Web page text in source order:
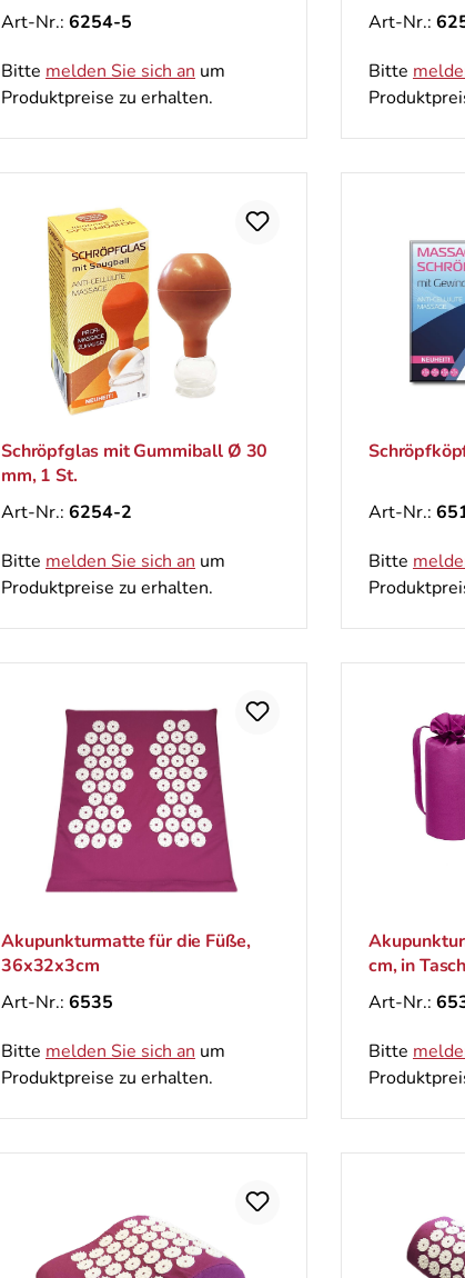
Art-Nr.: 6254-5
Bitte melden Sie sich an um
Produktpreise zu erhalten.
Art-Nr.:
Bitte
Schröpfglas mit Gummiball Ø 30
mm, 1 St.
Art-Nr.: 6254-2
Bitte melden Sie sich an um
Produktpreise zu erhalten.
Art-Nr.:
Bitte
Akupunkturmatte für die Füße,
36x32x3cm
Art-Nr.: 6535
Bitte melden Sie sich an um
Produktpreise zu erhalten.
cm, in
Art-Nr.:
Bitte